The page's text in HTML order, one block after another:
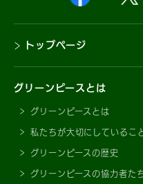
トップページ
グリーンピースとは
グリーンピースとは
私たちが大切にしているこ
グリーンピースの歴史
グリーンピースの協力者た